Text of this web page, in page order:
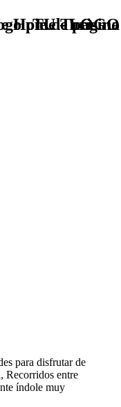
TU - LOGO
para disfrutar de
Recorridos entre
índole muy
pie de página
Home Turismo